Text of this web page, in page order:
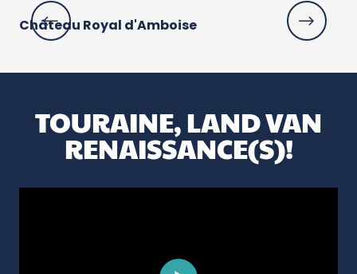
Château Royal d'Amboise
TOURAINE, LAND VAN
RENAISSANCE(S)!